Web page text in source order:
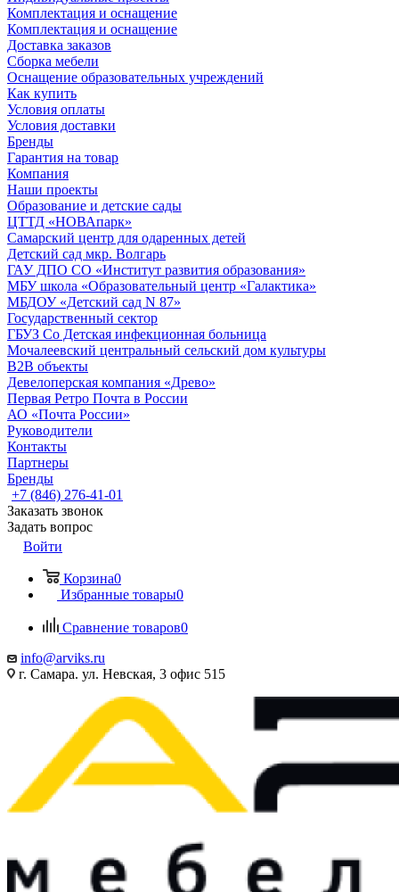
Комплектация и оснащение
Комплектация и оснащение
Доставка заказов
Сборка мебели
Оснащение образовательных учреждений
Как купить
Условия оплаты
Условия доставки
Бренды
Гарантия на товар
Компания
Наши проекты
Образование и детские сады
ЦТТД «НОВАпарк»
Самарский центр для одаренных детей
Детский сад мкр. Волгарь
ГАУ ДПО СО «Институт развития образования»
МБУ школа «Образовательный центр «Галактика»
МБДОУ «Детский сад N 87»
Государственный сектор
ГБУЗ Со Детская инфекционная больница
Мочалеевский центральный сельский дом культуры
B2B объекты
Девелоперская компания «Древо»
Первая Ретро Почта в России
АО «Почта России»
Руководители
Контакты
Партнеры
Бренды
+7 (846) 276-41-01
Заказать звонок
Задать вопрос
Войти
Корзина0
Избранные товары0
Сравнение товаров0
info@arviks.ru
г. Самара. ул. Невская, 3 офис 515